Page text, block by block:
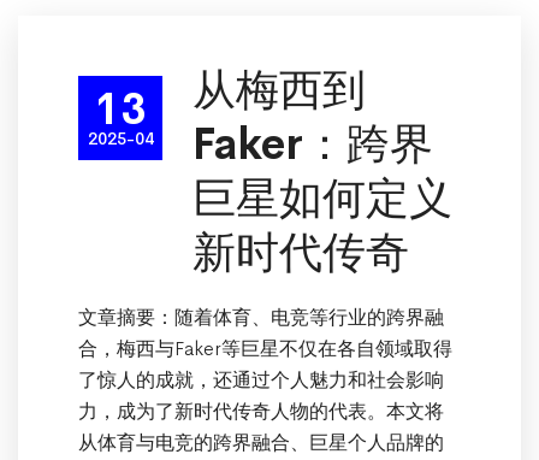
13
2025-04
从梅西到
Faker：跨界
巨星如何定义
新时代传奇
文章摘要：随着体育、电竞等行业的跨界融
合，梅西与Faker等巨星不仅在各自领域取得
了惊人的成就，还通过个人魅力和社会影响
力，成为了新时代传奇人物的代表。本文将
从体育与电竞的跨界融合、巨星个人品牌的